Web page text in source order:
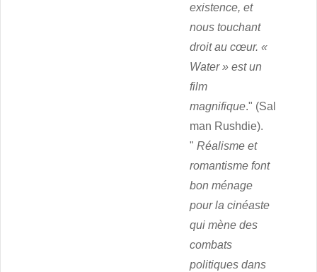
existence, et
nous touchant
droit au cœur. «
Water » est un
film
magnifique." (Sal
man Rushdie).
"Réalisme et
romantisme font
bon ménage
pour la cinéaste
qui mène des
combats
politiques dans